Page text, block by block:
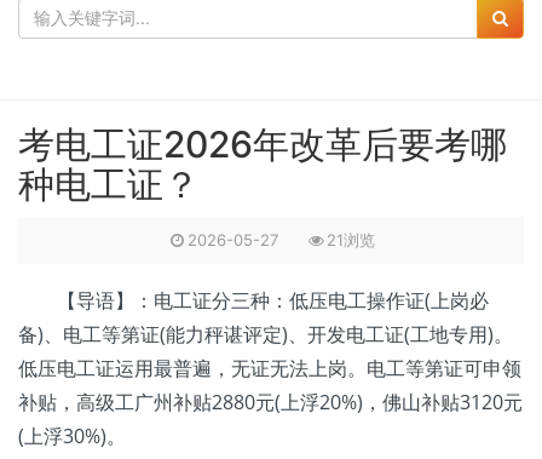
考电工证2026年改革后要考哪
种电工证？
2026-05-27 21浏览
【导语】：电工证分三种：低压电工操作证(上岗必
备)、电工等第证(能力秤谌评定)、开发电工证(工地专用)。
低压电工证运用最普遍，无证无法上岗。电工等第证可申领
补贴，高级工广州补贴2880元(上浮20%)，佛山补贴3120元
(上浮30%)。